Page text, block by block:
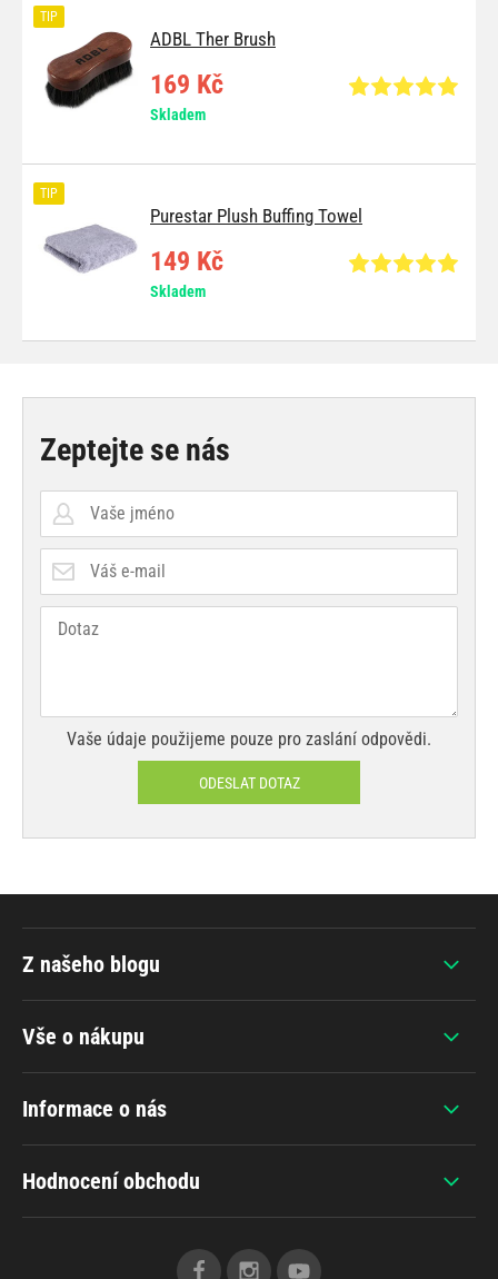
ADBL Ther Brush
TIP
169 Kč
Skladem
Purestar Plush Buffing Towel
TIP
149 Kč
Skladem
Zeptejte se nás
Vaše údaje použijeme pouze pro zaslání odpovědi.
ODESLAT DOTAZ
Vše o nákupu
Informace o nás
Hodnocení obchodu
Z našeho blogu